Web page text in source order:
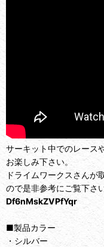
サーキット中でのレース
お楽しみ下さい。
ドライムワークスさんが
ので是非参考にご覧下さ
Df6nMskZVPfYqr
■製品カラー
・シルバー